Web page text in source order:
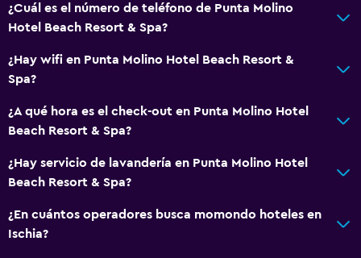
sábanas y toallas se lavan a una temperatura mínima de 60
°C Las superficies donde hay más contacto se limpian con
desinfectante La propiedad asegura que está
implementando medidas de seguridad para los huéspedes
sin uso de efectivo disponibles Servicio a la habitación y
alimentos sin contacto disponible Es posible que se
propiedad Se aplicaron medidas en el servicio de
alimentos para reforzar la seguridad Administrador o
anfitrión profesional La propiedad no ofrece toma de
pruebas de COVID-19 en sus instalaciones La propiedad no
¿Cuál es el número de teléfono de Punta Molino
Hotel Beach Resort & Spa?
¿Hay wifi en Punta Molino Hotel Beach Resort &
Spa?
¿A qué hora es el check-out en Punta Molino Hotel
Beach Resort & Spa?
¿Hay servicio de lavandería en Punta Molino Hotel
Beach Resort & Spa?
¿En cuántos operadores busca momondo hoteles en
Ischia?